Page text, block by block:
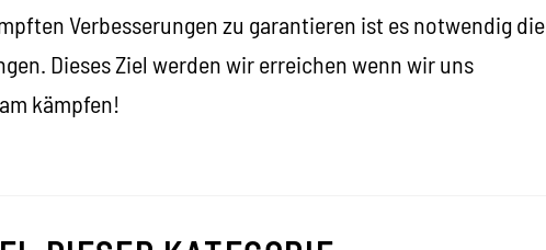
Verbesserungen zu garantieren ist es notwendig die
Dieses Ziel werden wir erreichen wenn wir uns
kämpfen!